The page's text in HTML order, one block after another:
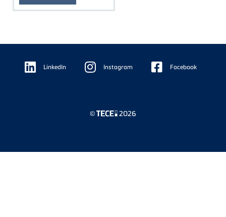
Floating
Sidebar LinkedIn Instagram Facebook
© 2026